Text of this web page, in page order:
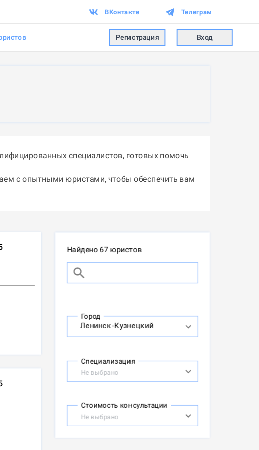
ВКонтакте Телеграм
Регистрация Вход
специалистов, готовых помочь
с опытными юристами, чтобы обеспечить вам
Найдено 67 юристов
Город
Специализация
Не выбрано
Стоимость консультации
Не выбрано